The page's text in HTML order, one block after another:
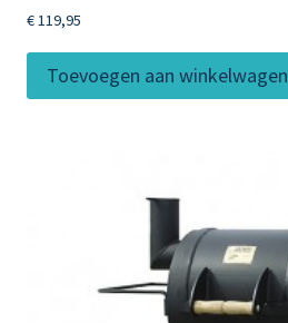
€ 119,95
Toevoegen aan winkelwagen